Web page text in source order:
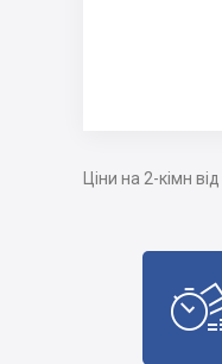
Ціни на 2-кімн